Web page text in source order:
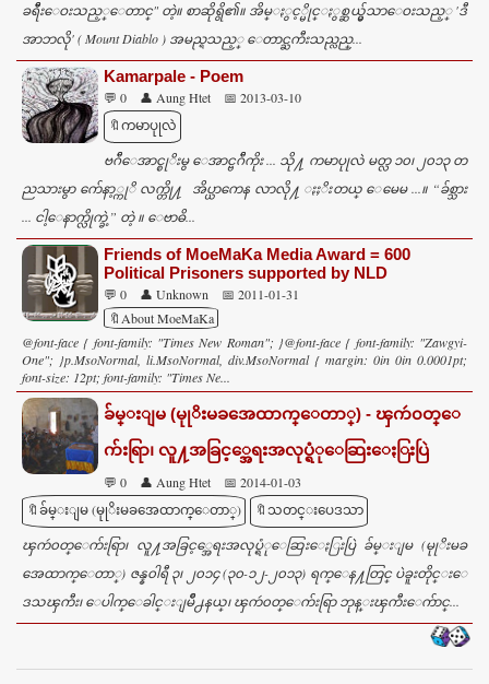
ခရီီးေဝးသည့္ေတာင္" တဲ့။ စာဆိုရွိ၏။ အိမ္ႏွင့္မိုင္ႏွစ္ဆယ္မွ်သာေဝးသည့္ 'ဒီ
အာဘလို' ( Mount Diablo ) အမည္ရသည့္ ေတာင္ႀကီးသည္လည္...
Kamarpale - Poem
💬 0 👤 Aung Htet
📅 2013-03-10
🔖ကမာပုုလဲ
ဗဂ်ီေအာင္စုိးမွ ေအာင္ဗဂ်ီကိုး ... သို႔ ကမာပုုလဲ မတ္လ ၁၀၊ ၂၀၁၃ တ
ညသားမွာ က်ေနာ့္ကုိ လက္တို႔ အိပ္ယာကေန လာလို႔ ႏႈိးတယ္ ေမေမ ...။ “ခ်စ္သား
... ငါ့ေနာက္လိုက္ခဲ့” တဲ့ ။ ေဗာဓိ...
Friends of MoeMaKa Media Award = 600
Political Prisoners supported by NLD
💬 0 👤 Unknown
📅 2011-01-31
🔖About MoeMaKa
@font-face { font-family: "Times New Roman"; }@font-face { font-family: "Zawgyi-
One"; }p.MsoNormal, li.MsoNormal, div.MsoNormal { margin: 0in 0in 0.0001pt;
font-size: 12pt; font-family: "Times Ne...
ခ်မ္းျမ (မုုိးမခအေထာက္ေတာ္) - ၾကဴ၀တ္ေ
က်းရြာ၊ လူ႔အခြင့္အေရးအလုပ္ရံုေဆြးေႏြးပြဲ
💬 0 👤 Aung Htet
📅 2014-01-03
🔖ခ်မ္းျမ (မုုိးမခအေထာက္ေတာ္)
🔖သတင္းပေဒသာ
ၾကဴ၀တ္ေက်းရြာ၊ လူ႔အခြင့္အေရးအလုပ္ရံုေဆြးေႏြးပြဲ ခ်မ္းျမ (မုုိးမခ
အေထာက္ေတာ္) ဇန္န၀ါရီ ၃၊ ၂၀၁၄ (၃၀-၁၂-၂၀၁၃) ရက္ေန႔တြင္ ပဲခူးတိုင္းေ
ဒသၾကီး၊ ေပါက္ေခါင္းျမိဳ႕နယ္၊ ၾကဴ၀တ္ေက်းရြာ ဘုန္းၾကီးေက်ာင္...